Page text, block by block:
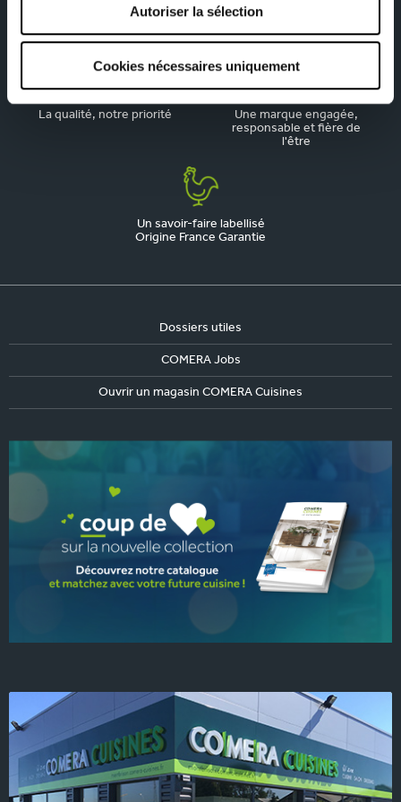
Autoriser la sélection
Cookies nécessaires uniquement
Depuis 1945, pionnier de la
cuisine aménagée
Du sur-mesure qui
respecte votre budget
La qualité, notre priorité
Une marque engagée,
responsable et fière de
l'être
Un savoir-faire labellisé
Origine France Garantie
Dossiers utiles
COMERA Jobs
Ouvrir un magasin COMERA Cuisines